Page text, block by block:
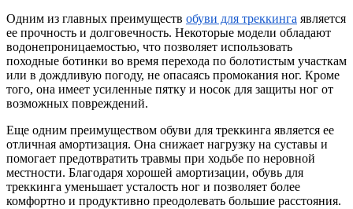
Одним из главных преимуществ обуви для треккинга является
ее прочность и долговечность. Некоторые модели обладают
водонепроницаемостью, что позволяет использовать
походные ботинки во время перехода по болотистым участкам
или в дождливую погоду, не опасаясь промокания ног. Кроме
того, она имеет усиленные пятку и носок для защиты ног от
возможных повреждений.
Еще одним преимуществом обуви для треккинга является ее
отличная амортизация. Она снижает нагрузку на суставы и
помогает предотвратить травмы при ходьбе по неровной
местности. Благодаря хорошей амортизации, обувь для
треккинга уменьшает усталость ног и позволяет более
комфортно и продуктивно преодолевать большие расстояния.